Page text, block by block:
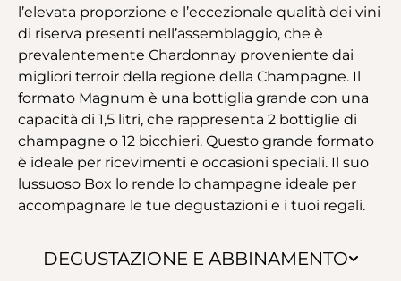
DEGUSTAZIONE E ABBINAMENTO
l’elevata proporzione e l’eccezionale qualità dei vini
di riserva presenti nell’assemblaggio, che è
prevalentemente Chardonnay proveniente dai
migliori terroir della regione della Champagne. Il
formato Magnum è una bottiglia grande con una
capacità di 1,5 litri, che rappresenta 2 bottiglie di
champagne o 12 bicchieri. Questo grande formato
è ideale per ricevimenti e occasioni speciali. Il suo
lussuoso Box lo rende lo champagne ideale per
accompagnare le tue degustazioni e i tuoi regali.